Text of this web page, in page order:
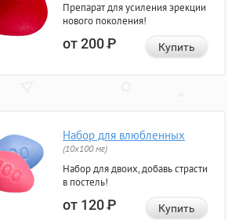
Препарат для усиления эрекции
нового поколения!
от 200Р Купить
Набор для влюбленных
(10х100 мг)
Набор для двоих, добавь страсти
в постель!
от 120Р Купить